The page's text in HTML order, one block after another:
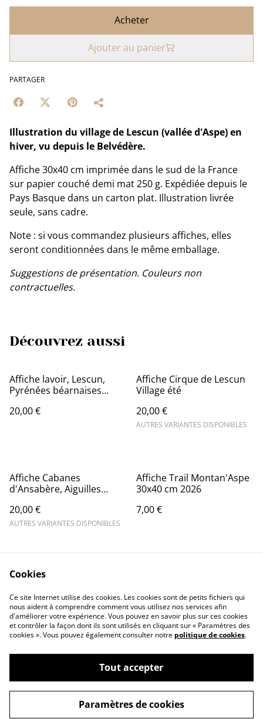
Acheter
Ajouter au panier
PARTAGER
Illustration du village de Lescun (vallée d'Aspe) en
hiver, vu depuis le Belvédère.
Affiche 30x40 cm imprimée dans le sud de la France
sur papier couché demi mat 250 g. Expédiée depuis le
Pays Basque dans un carton plat. Illustration livrée
seule, sans cadre.
Note : si vous commandez plusieurs affiches, elles
seront conditionnées dans le même emballage.
Suggestions de présentation. Couleurs non
contractuelles.
Découvrez aussi
Affiche lavoir, Lescun,
Pyrénées béarnaises
20,00 €
Affiche Cirque de Lescun
Village été
20,00 €
AUTRES VARIANTES DISPONIBLES
Affiche Cabanes
d'Ansabère, Aiguilles
20,00 €
AUTRES VARIANTES DISPONIBLES
Affiche Trail Montan'Aspe
30x40 cm 2026
7,00 €
L'atelier graphique
Contactez-moi
Conditions Générales
Confidentialité
Politique des Cookies
Cookies
Ce site Internet utilise des cookies. Les cookies sont de petits fichiers qui
nous aident à comprendre comment vous utilisez nos services afin
d'améliorer votre expérience. Vous pouvez en savoir plus sur ces cookies
et contrôler la façon dont ils sont utilisés en cliquant sur « Paramètres des
cookies ». Vous pouvez également consulter notre politique de cookies.
Tout accepter
Paramètres de cookies